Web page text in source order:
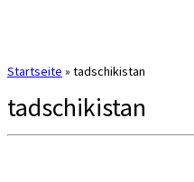
Startseite » tadschikistan
tadschikistan